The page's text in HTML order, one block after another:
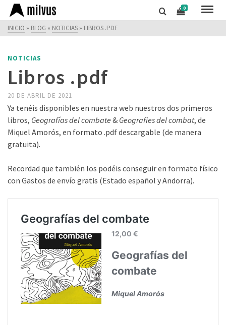
0
INICIO » BLOG » NOTICIAS » LIBROS .PDF
NOTICIAS
Libros .pdf
20 DE ABRIL DE 2021
Ya tenéis disponibles en nuestra web nuestros dos primeros
libros, Geografías del combate & Geografies del combat, de
Miquel Amorós, en formato .pdf descargable (de manera
gratuita).
Recordad que también los podéis conseguir en formato físico
con Gastos de envío gratis (Estado español y Andorra).